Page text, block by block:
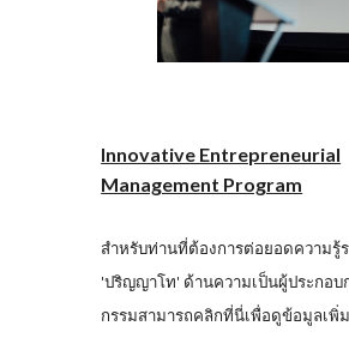
Innovative Entrepreneurial
Management Program
สำหรับท่านที่ต้องการต่อยอดความรู้
'ปริญญาโท' ด้านความเป็นผู้ประกอบ
กรรมสามารถคลิกที่นี่เพื่อดูข้อมูลเพิ่